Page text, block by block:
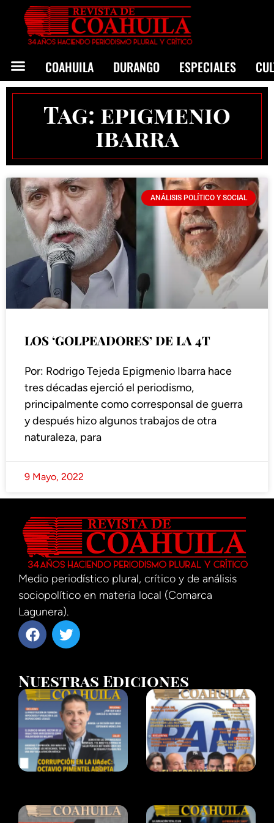
COAHUILA DURANGO ESPECIALES
Tag: epigmenio
ibarra
ANÁLISIS POLÍTICO Y SOCIAL
LOS ‘GOLPEADORES’ DE LA 4T
Por: Rodrigo Tejeda Epigmenio Ibarra hace
tres décadas ejerció el periodismo,
principalmente como corresponsal de guerra
y después hizo algunos trabajos de otra
naturaleza, para
9 Mayo, 2022
Medio periodístico plural, crítico y de análisis
sociopolítico en materia local (Comarca
Lagunera).
Nuestras Ediciones